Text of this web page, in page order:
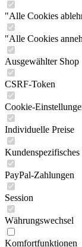
"Alle Cookies
"Alle Cookies
Ausgewählter Shop
CSRF-Token
Cookie-
Individuelle Preise
PayPal-Zahlungen
Session
Währungswechsel
Komfortfunktionen